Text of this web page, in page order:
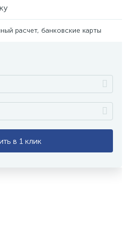
расчет, банковские карты
в 1 клик